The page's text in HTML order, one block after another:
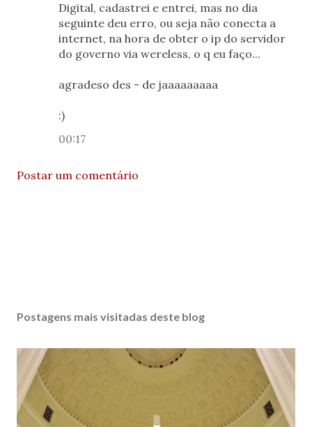
Digital, cadastrei e entrei, mas no dia
seguinte deu erro, ou seja não conecta a
internet, na hora de obter o ip do servidor
do governo via wereless, o q eu faço...
agradeso des - de jaaaaaaaaa
:)
00:17
Postar um comentário
Postagens mais visitadas deste blog